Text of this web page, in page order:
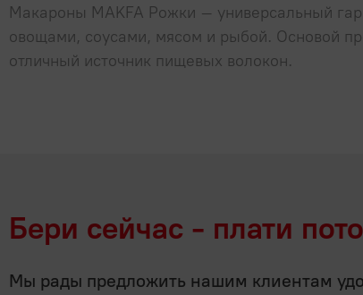
Макароны MAKFA Рожки – универсальный
овощами, соусами, мясом и рыбой. Основой
отличный источник пищевых волокон.
Бери сейчас - плати
Мы рады предложить нашим клиентам